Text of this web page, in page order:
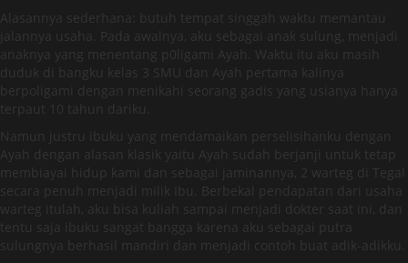
Alasannya sederhana: butuh tempat singgah waktu memantau
jalannya usaha. Pada awalnya, aku sebagai anak sulung, menjadi
anaknya yang menentang p0ligami Ayah. Waktu itu aku masih
duduk di bangku kelas 3 SMU dan Ayah pertama kalinya
berpoligami dengan menikahi seorang gadis yang usianya hanya
terpaut 10 tahun dariku.
Namun justru ibuku yang mendamaikan perselisihanku dengan
Ayah dengan alasan klasik yaitu Ayah sudah berjanji untuk tetap
membiayai hidup kami dan sebagai jaminannya, 2 warteg di Tegal
secara penuh menjadi milik Ibu. Berbekal pendapatan dari usaha
warteg itulah, aku bisa kuliah sampai menjadi dokter saat ini, dan
tentu saja ibuku sangat bangga karena aku sebagai putra
sulungnya berhasil mandiri dan menjadi contoh buat adik-adikku.